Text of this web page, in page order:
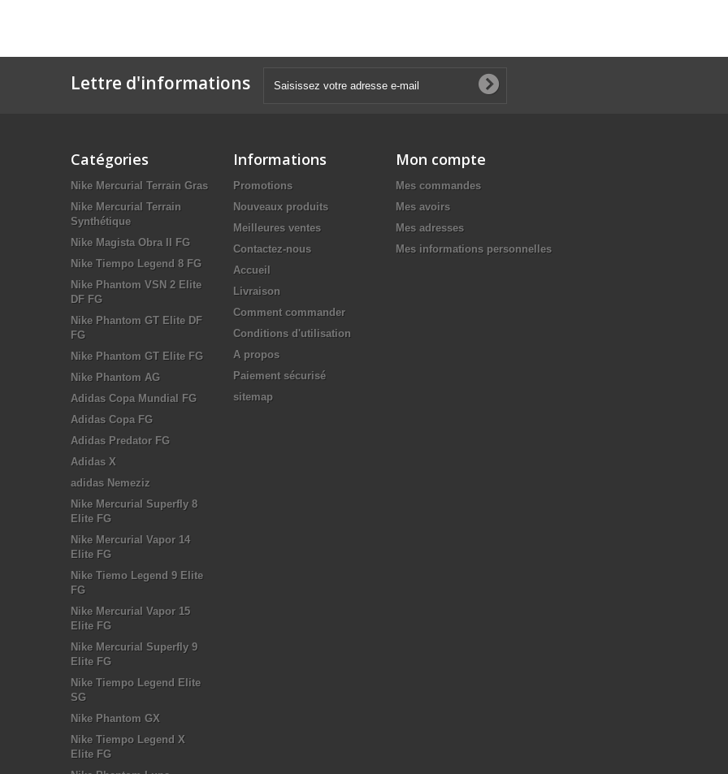
Lettre d'informations
Catégories
Nike Mercurial Terrain Gras
Nike Mercurial Terrain
Synthétique
Nike Magista Obra II FG
Nike Tiempo Legend 8 FG
Nike Phantom VSN 2 Elite
DF FG
Nike Phantom GT Elite DF
FG
Nike Phantom GT Elite FG
Nike Phantom AG
Adidas Copa Mundial FG
Adidas Copa FG
Adidas Predator FG
Adidas X
adidas Nemeziz
Nike Mercurial Superfly 8
Elite FG
Nike Mercurial Vapor 14
Elite FG
Nike Tiemo Legend 9 Elite
FG
Nike Mercurial Vapor 15
Elite FG
Nike Mercurial Superfly 9
Elite FG
Nike Tiempo Legend Elite
SG
Nike Phantom GX
Nike Tiempo Legend X
Elite FG
Informations
Promotions
Nouveaux produits
Meilleures ventes
Contactez-nous
Accueil
Livraison
Comment commander
Conditions d'utilisation
A propos
Paiement sécurisé
sitemap
Mon compte
Mes commandes
Mes avoirs
Mes adresses
Mes informations personnelles